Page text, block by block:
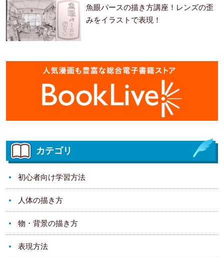
魚眼パースの描き方講座！レンズの歪
みをイラストで表現！
カテゴリ
初心者向け学習方法
人体の描き方
物・背景の描き方
表現方法